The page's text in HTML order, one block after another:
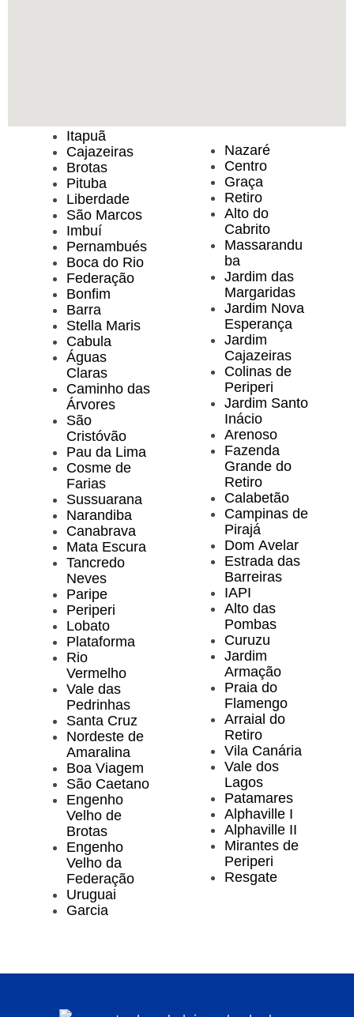
Itapuã
Cajazeiras
Brotas
Pituba
Liberdade
São Marcos
Imbuí
Pernambués
Boca do Rio
Federação
Bonfim
Barra
Stella Maris
Cabula
Águas
Claras
Caminho das
Árvores
São
Cristóvão
Pau da Lima
Cosme de
Farias
Sussuarana
Narandiba
Canabrava
Mata Escura
Tancredo
Neves
Paripe
Periperi
Lobato
Plataforma
Rio
Vermelho
Vale das
Pedrinhas
Santa Cruz
Nordeste de
Amaralina
Boa Viagem
São Caetano
Engenho
Velho de
Brotas
Engenho
Velho da
Federação
Uruguai
Garcia
Nazaré
Centro
Graça
Retiro
Alto do
Cabrito
Massarandu
ba
Jardim das
Margaridas
Jardim Nova
Esperança
Jardim
Cajazeiras
Colinas de
Periperi
Jardim Santo
Inácio
Arenoso
Fazenda
Grande do
Retiro
Calabetão
Campinas de
Pirajá
Dom Avelar
Estrada das
Barreiras
IAPI
Alto das
Pombas
Curuzu
Jardim
Armação
Praia do
Flamengo
Arraial do
Retiro
Vila Canária
Vale dos
Lagos
Patamares
Alphaville I
Alphaville II
Mirantes de
Periperi
Resgate